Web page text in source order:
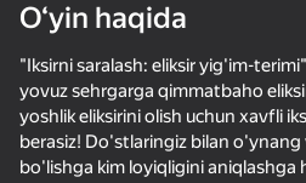
Ускользни от Лазера Сортировка бутылок: увлекательная сортировка
O‘yin haqida
"Iksirni saralash: eliksir yig'im-
yovuz sehrgarga qimmatbaho
yoshlik eliksirini olish uchun xavfli
berasiz! Do'stlaringiz bilan
bo'lishga kim loyiqligini aniqlashga